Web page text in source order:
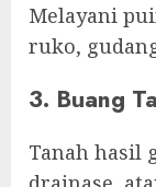
Melayani
ruko,
3. Buang
Tanah hasil